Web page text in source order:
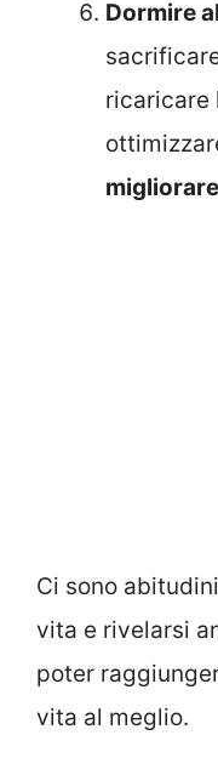
Dormire
ricaricare
Ci sono
vita e rivelarsi
poter
vita al meglio.